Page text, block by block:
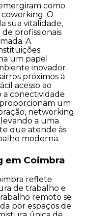
como
coworking. O
sua vitalidade,
profissionais
A
um papel
inovador
próximos a
acesso ao
conectividade
proporcionam um
networking
a uma
que atende às
moderna.
em Coimbra
reflete
de trabalho e
remoto se
por espaços de